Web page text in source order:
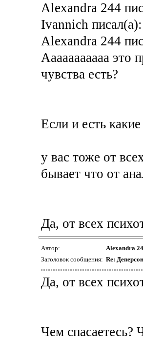
Alexandra 244
Ivannich писал(а):
Alexandra 244
Ааааааааааа это
чувства есть?
Если и есть
у вас тоже от
бывает что от
Да, от всех
Автор: Alexandra
Заголовок сообщения: Re:
Да, от всех
Чем спасаетесь?